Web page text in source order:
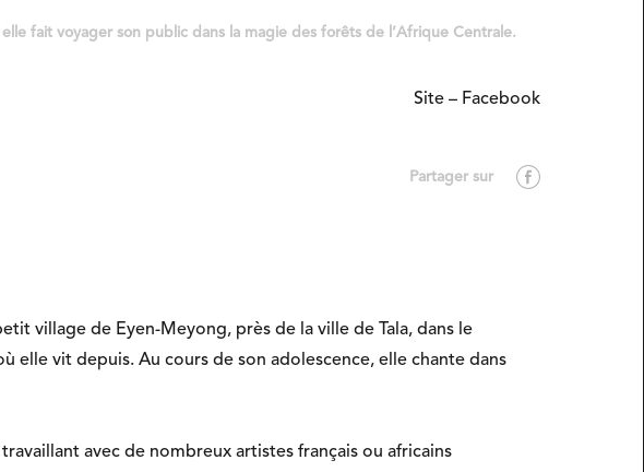
fait voyager son public dans la magie des forêts de l’Afrique Centrale.
Site – Facebook
village de Eyen-Meyong, près de la ville de Tala, dans le
elle vit depuis. Au cours de son adolescence, elle chante dans
avec de nombreux artistes français ou africains